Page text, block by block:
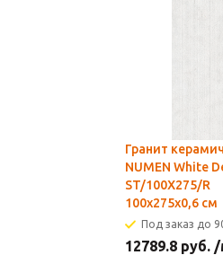
Гранит
NUMEN White
ST/100X275/R
100х275x0,6 см
Под заказ до
12789.8 руб. /